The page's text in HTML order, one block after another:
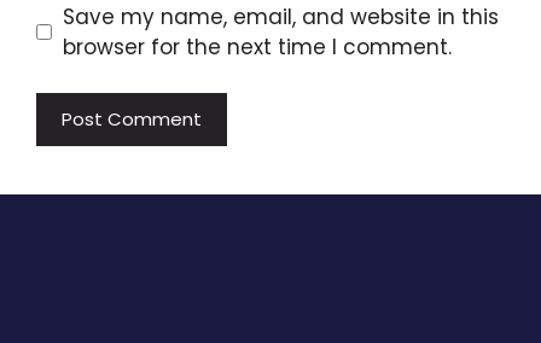
Save my name, email, and website in this
browser for the next time I comment.